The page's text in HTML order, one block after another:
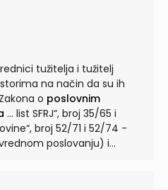
nositelj prava, ukazujući
zgradama i
zgradama i
FNRJ“, broj 16/59., 48/59.,
poslovne prostorije u
odredbe Zakona o
...
tužitelja i tužitelj
na način da su ih
o poslovnim
... list SFRJ“, broj 35/65 i
broj 52/71 i 52/74 -
poslovanju) i